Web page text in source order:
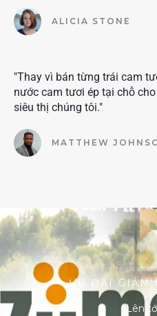
ALICIA STONE
"Thay vì bán từng trái cam
nước cam tươi ép tại chỗ
siêu thị chúng tôi."
MATTHEW
ƯU ĐÃI GIẢM
Lên